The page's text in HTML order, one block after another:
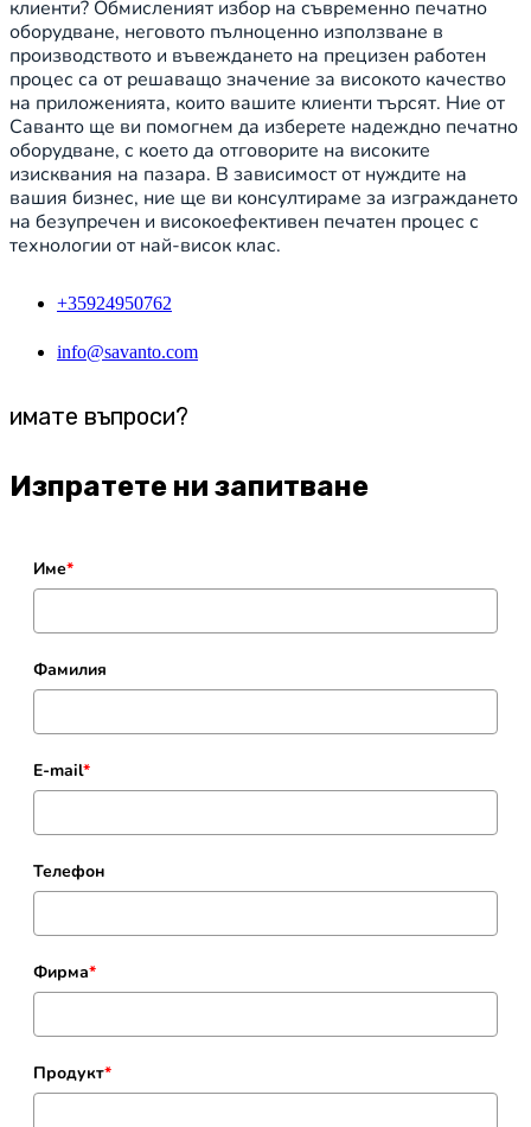
клиенти? Обмисленият избор на съвременно печатно
оборудване, неговото пълноценно използване в
производството и въвеждането на прецизен работен
процес са от решаващо значение за високото качество
на приложенията, които вашите клиенти търсят. Ние от
Саванто ще ви помогнем да изберете надеждно печатно
оборудване, с което да отговорите на високите
изисквания на пазара. В зависимост от нуждите на
вашия бизнес, ние ще ви консултираме за изграждането
на безупречен и високоефективен печатен процес с
технологии от най-висок клас.
+35924950762
info@savanto.com
имате въпроси?
Изпратете ни запитване
Име*
Фамилия
E-mail*
Телефон
Фирма*
Продукт*